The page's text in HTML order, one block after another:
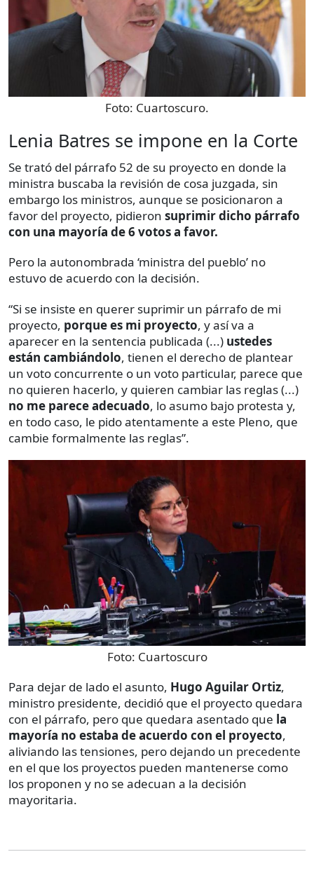
Foto: Cuartoscuro.
Lenia Batres se impone en la Corte
Se trató del párrafo 52 de su proyecto en donde la
ministra buscaba la revisión de cosa juzgada, sin
embargo los ministros, aunque se posicionaron a
favor del proyecto, pidieron suprimir dicho párrafo
con una mayoría de 6 votos a favor.
Pero la autonombrada ‘ministra del pueblo’ no
estuvo de acuerdo con la decisión.
“Si se insiste en querer suprimir un párrafo de mi
proyecto, porque es mi proyecto, y así va a
aparecer en la sentencia publicada (...) ustedes
están cambiándolo, tienen el derecho de plantear
un voto concurrente o un voto particular, parece que
no quieren hacerlo, y quieren cambiar las reglas (...)
no me parece adecuado, lo asumo bajo protesta y,
en todo caso, le pido atentamente a este Pleno, que
cambie formalmente las reglas”.
Foto: Cuartoscuro
Para dejar de lado el asunto, Hugo Aguilar Ortiz,
ministro presidente, decidió que el proyecto quedara
con el párrafo, pero que quedara asentado que la
mayoría no estaba de acuerdo con el proyecto,
aliviando las tensiones, pero dejando un precedente
en el que los proyectos pueden mantenerse como
los proponen y no se adecuan a la decisión
mayoritaria.